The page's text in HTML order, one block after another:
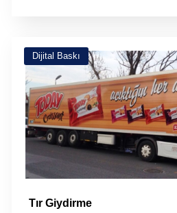
Dijital Baskı
Tır Giydirme